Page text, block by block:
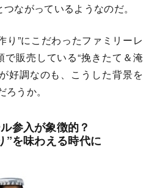
ながっているようなのだ。
”にこだわったファミリーレ
販売している“挽きたて＆淹
好調なのも、こうした背景を
うか。
参入が象徴的？
”を味わえる時代に